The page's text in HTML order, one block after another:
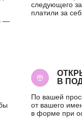
—
следующего
платили за
В
По вашей
от вашего
в форме при